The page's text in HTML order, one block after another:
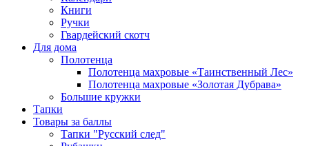
Книги
Ручки
Гвардейский скотч
Для дома
Полотенца
Полотенца махровые «Таинственный Лес»
Полотенца махровые «Золотая Дубрава»
Большие кружки
Тапки
Товары за баллы
Тапки "Русский след"